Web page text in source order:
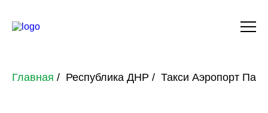
Главная Республика ДНР Такси Аэропорт